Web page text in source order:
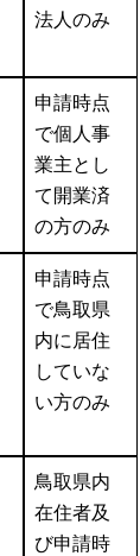
法人のみ
申請時点
で個人事
業主とし
て開業済
の方のみ
申請時点
で鳥取県
内に居住
していな
い方のみ
鳥取県内
在住者及
び申請時